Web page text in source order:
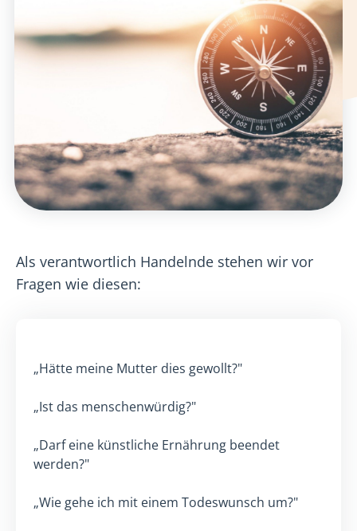
Als verantwortlich Handelnde stehen wir vor
Fragen wie diesen:
„Hätte meine Mutter dies gewollt?"
„Ist das menschenwürdig?"
„Darf eine künstliche Ernährung beendet
werden?"
„Wie gehe ich mit einem Todeswunsch um?"